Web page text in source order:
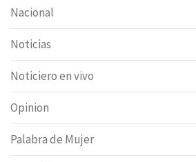
Nacional
Noticias
Noticiero en vivo
Opinion
Palabra de Mujer